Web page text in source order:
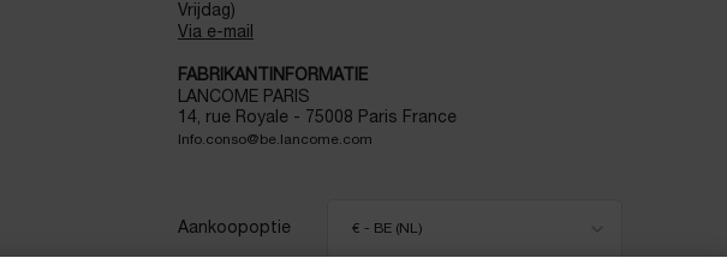
Vrijdag)
Via e-mail
FABRIKANTINFORMATIE
LANCOME PARIS
14, rue Royale - 75008 Paris France
Info.conso@be.lancome.com
Aankoopoptie € - BE (NL)